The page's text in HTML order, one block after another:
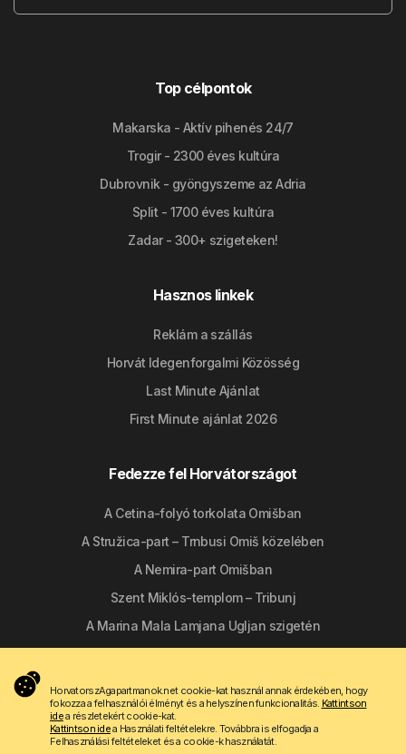
Top célpontok
Makarska - Aktív pihenés 24/7
Trogir - 2300 éves kultúra
Dubrovnik - gyöngyszeme az Adria
Split - 1700 éves kultúra
Zadar - 300+ szigeteken!
Hasznos linkek
Reklám a szállás
Horvát Idegenforgalmi Közösség
Last Minute Ajánlat
First Minute ajánlat 2026
Fedezze fel Horvátországot
A Cetina-folyó torkolata Omišban
A Stružica-part – Trnbusi Omiš közelében
A Nemira-part Omišban
Szent Miklós-templom – Tribunj
A Marina Mala Lamjana Ugljan szigetén
HorvatorszAgapartmanok.net cookie-kat használ annak érdekében, hogy
fokozza a felhasználói élményt és a helyszínen funkcionalitás. Kattintson
idea részletekért cookie-kat.
Kattintson idea Használati feltételekre. Továbbra is elfogadja a
Felhasználási feltételeket és a cookie-k használatát.